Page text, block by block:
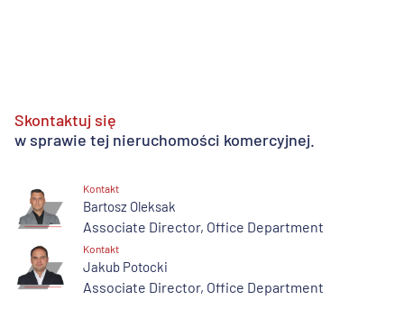
Skontaktuj się
w sprawie tej nieruchomości komercyjnej.
Kontakt
Bartosz Oleksak
Associate Director, Office Department
Kontakt
Jakub Potocki
Associate Director, Office Department